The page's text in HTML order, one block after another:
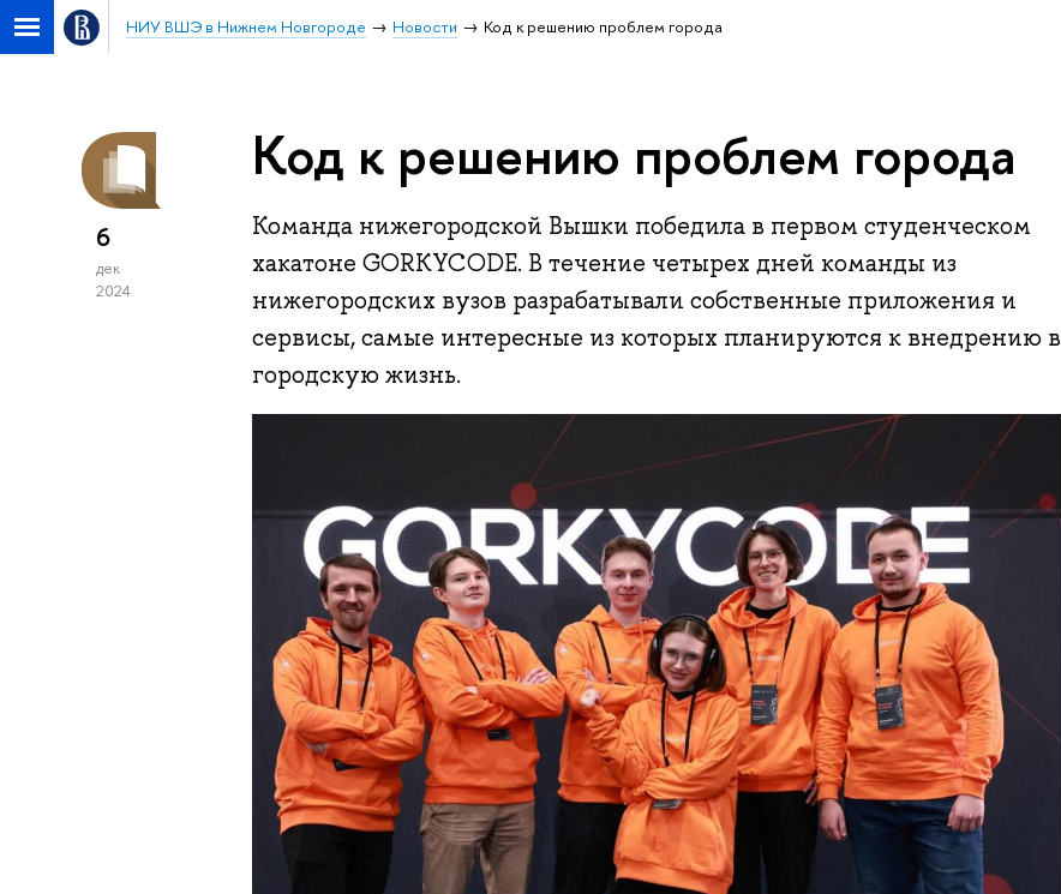
НИУ ВШЭ в Нижнем Новгороде Новости Код к решению проблем города
6
дек
2024
Код к решению проблем города
Команда нижегородской Вышки победила в первом студенческом
хакатоне GORKYCODE. В течение четырех дней команды из
нижегородских вузов разрабатывали собственные приложения и
сервисы, самые интересные из которых планируются к внедрению в
городскую жизнь.